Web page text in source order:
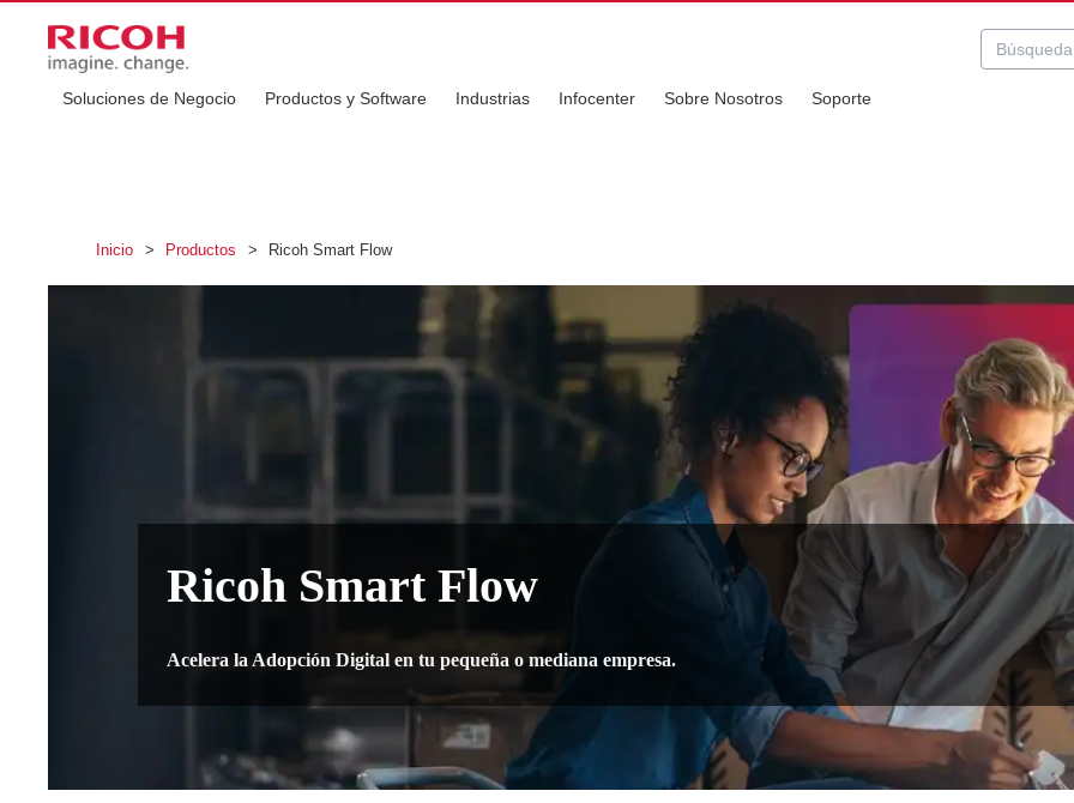
Soluciones de Negocio Productos y Software Industrias Infocenter Sobre Nosotros Soporte
Inicio > Productos > Ricoh Smart Flow
Ricoh Smart Flow
Acelera la Adopción Digital en tu pequeña o mediana empresa.